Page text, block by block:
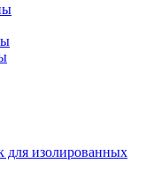
для изолированных